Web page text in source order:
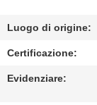
QUALITÀ
Luogo di origine:
Certificazione:
Evidenziare: